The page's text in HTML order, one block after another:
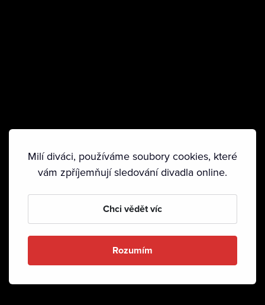
Milí diváci, používáme soubory cookies, které
vám zpříjemňují sledování divadla online.
Chci vědět víc
Rozumím